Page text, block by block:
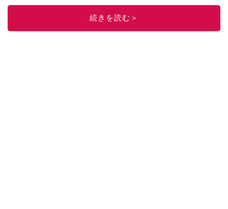
このイチオシストの他の記事を読む
続きを読む＞